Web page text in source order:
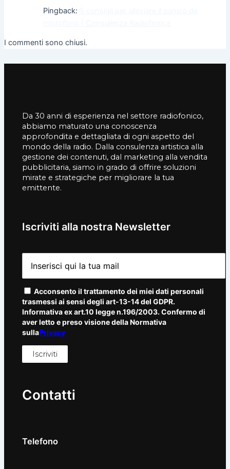
Pingback:
I commenti sono chiusi.
Da 30 anni di esperienza nel settore radiofonico,
abbiamo maturato una conoscenza
approfondita e dettagliata di ogni aspetto del
mondo della radio. Dalla consulenza artistica alla
gestione dei contenuti, dal marketing alla vendita
pubblicitaria, siamo in grado di offrire soluzioni
mirate e strategiche per migliorare la tua
emittente.
Iscriviti alla nostra Newsletter
Acconsento il trattamento dei miei dati personali
trasmessi ai sensi degli art-13-14 del GDPR.
Informativa ex art.10 legge n.196/2003. Confermo di
aver letto e preso visione della Normativa
sullaPrivacy
Contatti
Telefono